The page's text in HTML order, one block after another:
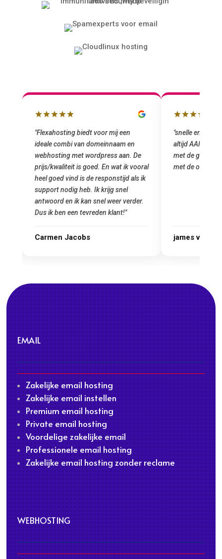
"snelle en vriendelijke service. staat
altijd AAN (: fijne prijzen vergeleken
met de grote jongens en dus nu al blij
met de overstap!"
james van oranje
"Top service. Ik
het installeren
was meteen
gemaakt. Top
Marcel Thijs
EMAIL
Zakelijke email hosting
Zakelijke email instellen
Premium email hosting
Private email hosting
Voordelige zakelijke email
Professionele email hosting
Zakelijke email hosting zonder reclame
WEBHOSTING